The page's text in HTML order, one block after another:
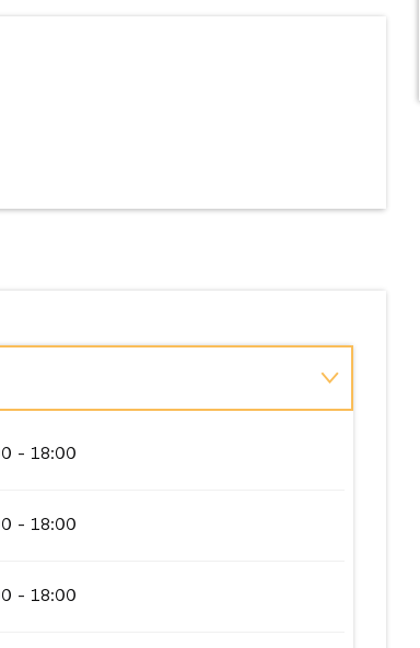
- 18:00
- 18:00
- 18:00